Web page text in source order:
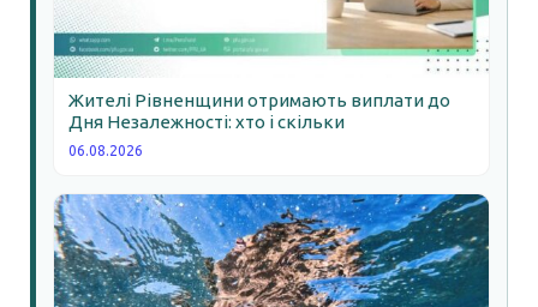
Жителі Рівненщини отримають виплати до
Дня Незалежності: хто і скільки
06.08.2026